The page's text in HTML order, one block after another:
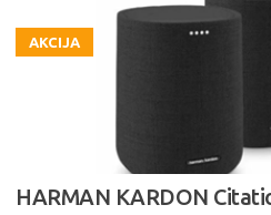
AKCIJA
HARMAN KARDON